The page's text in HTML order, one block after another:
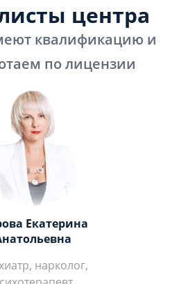
центра
квалификацию и
по лицензии
Екатерина
нарколог,